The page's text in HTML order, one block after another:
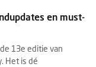
en must-
13e editie van
Het is dé